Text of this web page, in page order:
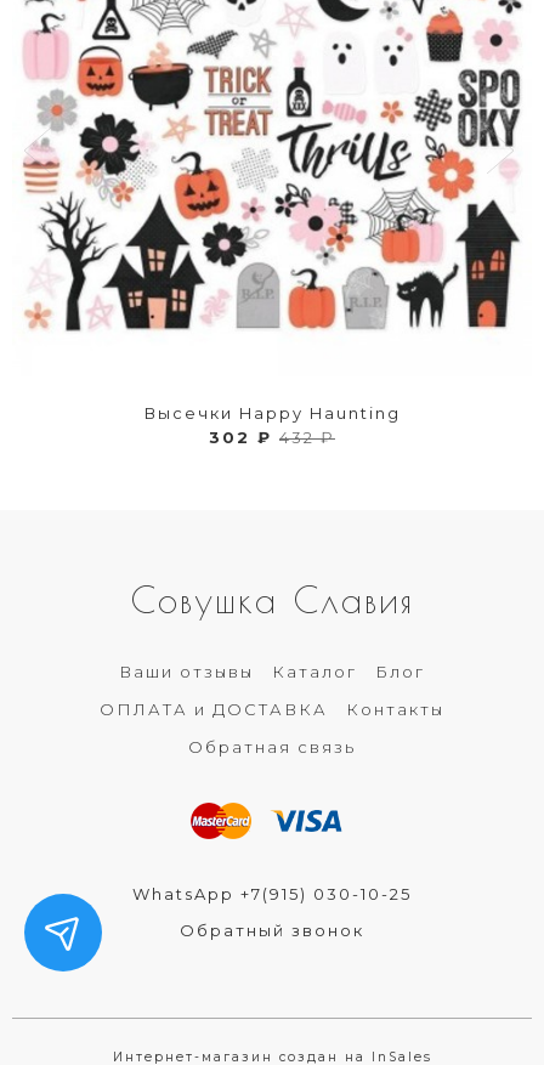
Высечки Happy Haunting
302 ₽ 432 ₽
Совушка Славия
Ваши отзывы Каталог
Блог
ОПЛАТА и ДОСТАВКА
Контакты
Обратная связь
WhatsApp +7(915) 030-10-25
Обратный звонок
Интернет-магазин создан на InSales